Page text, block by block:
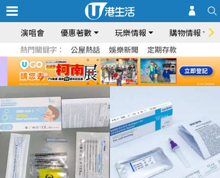
演唱會 優惠著數 玩樂情報 購物情報
熱門關鍵字： 公屋熱話 娛樂新聞 定期存款